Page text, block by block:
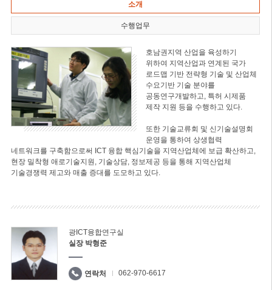
소개
수행업무
호남권지역 산업을 육성하기
위하여 지역산업과 연계된 국가
로드맵 기반 전략형 기술 및 산업체
수요기반 기술 분야를
공동연구개발하고, 특허 시제품
제작 지원 등을 수행하고 있다.
또한 기술교류회 및 신기술설명회
운영을 통하여 상생협력
네트워크를 구축함으로써 ICT 융합 핵심기술을 지역산업체에 보급 확산하고,
현장 밀착형 애로기술지원, 기술상담, 정보제공 등을 통해 지역산업체
기술경쟁력 제고와 매출 증대를 도모하고 있다.
광ICT융합연구실
실장 박형준
연락처 062-970-6617